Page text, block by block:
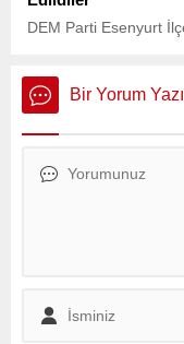
DEM Parti Esenyurt
silahlı terör örgütünün
ve çıkarları
hareket ettikleri ve
yürütülen soruşturma
Bir Yorum